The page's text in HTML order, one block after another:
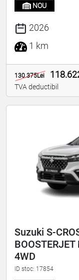
NOU
2026
1 km
130.375Lei
TVA deductibil
Suzuki S-
4WD
ID stoc: 17854